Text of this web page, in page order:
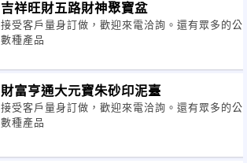
吉祥旺財五路財神聚寶盆
接受客戶量身訂做，歡迎來電洽詢。還有眾多的
數種產品
財富亨通大元寶朱砂印泥臺
接受客戶量身訂做，歡迎來電洽詢。還有眾多的
數種產品